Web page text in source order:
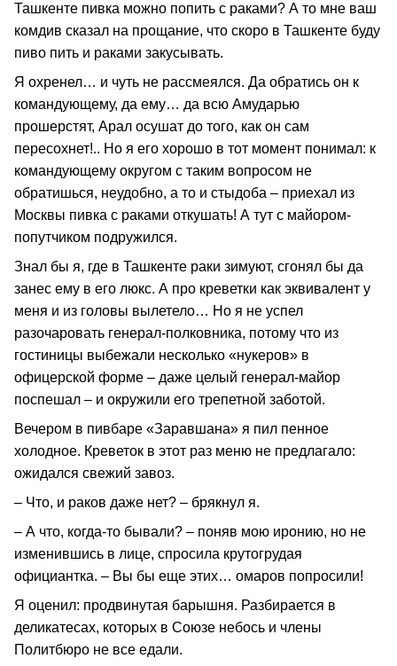
Ташкенте пивка можно попить с раками? А то мне ваш
комдив сказал на прощание, что скоро в Ташкенте буду
пиво пить и раками закусывать.
Я охренел… и чуть не рассмеялся. Да обратись он к
командующему, да ему… да всю Амударью
прошерстят, Арал осушат до того, как он сам
пересохнет!.. Но я его хорошо в тот момент понимал: к
командующему округом с таким вопросом не
обратишься, неудобно, а то и стыдоба – приехал из
Москвы пивка с раками откушать! А тут с майором-
попутчиком подружился.
Знал бы я, где в Ташкенте раки зимуют, сгонял бы да
занес ему в его люкс. А про креветки как эквивалент у
меня и из головы вылетело… Но я не успел
разочаровать генерал-полковника, потому что из
гостиницы выбежали несколько «нукеров» в
офицерской форме – даже целый генерал-майор
поспешал – и окружили его трепетной заботой.
Вечером в пивбаре «Заравшана» я пил пенное
холодное. Креветок в этот раз меню не предлагало:
ожидался свежий завоз.
– Что, и раков даже нет? – брякнул я.
– А что, когда-то бывали? – поняв мою иронию, но не
изменившись в лице, спросила крутогрудая
официантка. – Вы бы еще этих… омаров попросили!
Я оценил: продвинутая барышня. Разбирается в
деликатесах, которых в Союзе небось и члены
Политбюро не все едали.